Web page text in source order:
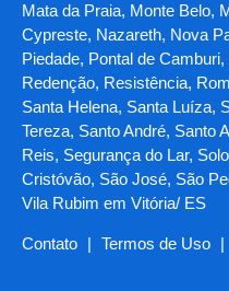
Mata da Praia, Monte Belo,
Cypreste, Nazareth, Nova
Piedade, Pontal de
Redenção, Resistência,
Santa Helena, Santa Luíza,
Tereza, Santo André, Santo
Reis, Segurança do Lar,
Cristóvão, São José, São
Vila Rubim em Vitória/ ES
Contato | Termos de Uso |